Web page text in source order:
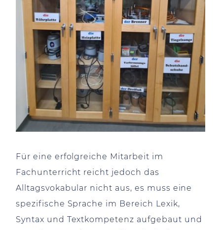
Für eine erfolgreiche Mitarbeit im
Fachunterricht reicht jedoch das
Alltagsvokabular nicht aus, es muss eine
spezifische Sprache im Bereich Lexik,
Syntax und Textkompetenz aufgebaut und